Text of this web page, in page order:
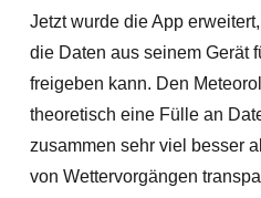
Jetzt wurde die App
die Daten aus seinem Gerät
freigeben kann. Den
theoretisch eine Fülle an
zusammen sehr viel besser
von Wettervorgängen